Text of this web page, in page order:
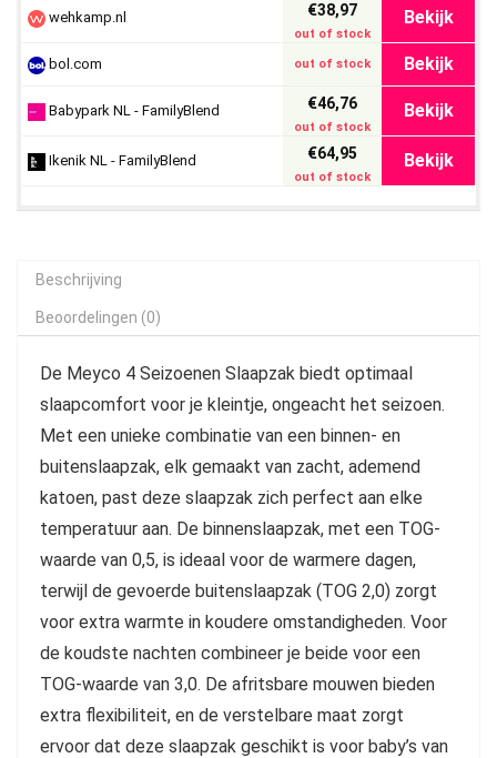
wehkamp.nl €38,97
out of stock
Bekijk
bol.com out of stock Bekijk
Babypark NL - FamilyBlend €46,76
out of stock
Bekijk
Ikenik NL - FamilyBlend €64,95
out of stock
Bekijk
Beschrijving
Beoordelingen (0)
De Meyco 4 Seizoenen Slaapzak biedt optimaal
slaapcomfort voor je kleintje, ongeacht het seizoen.
Met een unieke combinatie van een binnen- en
buitenslaapzak, elk gemaakt van zacht, ademend
katoen, past deze slaapzak zich perfect aan elke
temperatuur aan. De binnenslaapzak, met een TOG-
waarde van 0,5, is ideaal voor de warmere dagen,
terwijl de gevoerde buitenslaapzak (TOG 2,0) zorgt
voor extra warmte in koudere omstandigheden. Voor
de koudste nachten combineer je beide voor een
TOG-waarde van 3,0. De afritsbare mouwen bieden
extra flexibiliteit, en de verstelbare maat zorgt
ervoor dat deze slaapzak geschikt is voor baby’s van